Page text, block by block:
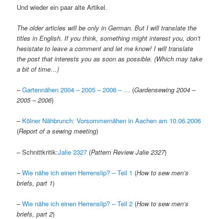
Und wieder ein paar alte Artikel.
The older articles will be only in German. But I will translate the
titles in English. If you think, something might interest you, don’t
hesistate to leave a comment and let me know! I will translate
the post that interests you as soon as possible. (Which may take
a bit of time…)
–Gartennähen 2004 – 2005 – 2006 – … (Gardensewing 2004 –
2005 – 2006)
– Kölner Nähbrunch: Vorsommernähen in Aachen am 10.06.2006
(Report of a sewing meeting)
– Schnittkritik:Jalie 2327 (Pattern Review Jalie 2327)
–Wie nähe ich einen Herrenslip? – Teil 1 (How to sew men’s
briefs, part 1)
–Wie nähe ich einen Herrenslip? – Teil 2 (How to sew men’s
briefs, part 2)